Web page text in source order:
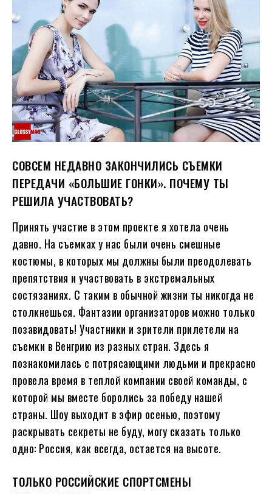
СОВСЕМ НЕДАВНО ЗАКОНЧИЛИСЬ СЪЕМКИ
ПЕРЕДАЧИ «БОЛЬШИЕ ГОНКИ». ПОЧЕМУ ТЫ
РЕШИЛА УЧАСТВОВАТЬ?
Принять участие в этом проекте я хотела очень
давно. На съемках у нас были очень смешные
костюмы, в которых мы должны были преодолевать
препятствия и участвовать в экстремальных
состязаниях. С таким в обычной жизни ты никогда не
столкнешься. Фантазии организаторов можно только
позавидовать! Участники и зрители прилетели на
съемки в Венгрию из разных стран. Здесь я
познакомилась с потрясающими людьми и прекрасно
провела время в теплой компании своей команды, с
которой мы вместе боролись за победу нашей
страны. Шоу выходит в эфир осенью, поэтому
раскрывать секреты не буду, могу сказать только
одно: Россия, как всегда, остается на высоте.
ТОЛЬКО РОССИЙСКИЕ СПОРТСМЕНЫ